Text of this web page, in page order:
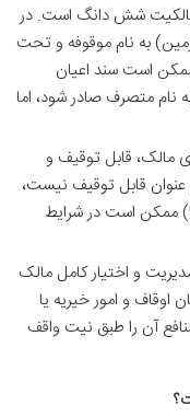
شش دانگ است. در
به نام موقوفه و تحت
است سند اعیان
نام متصرف صادر شود، اما
قابل توقیف و
قابل توقیف نیست،
ممکن است در شرایط
و اختیار کامل مالک
و امور خیریه یا
آن را طبق نیت واقف